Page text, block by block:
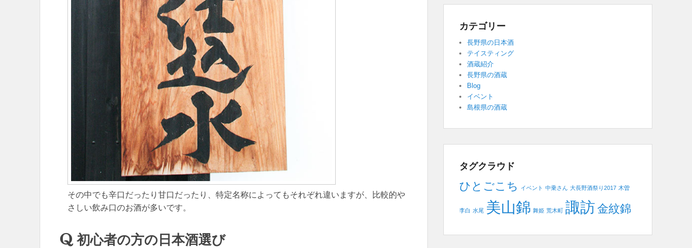
その中でも辛口だったり甘口だったり、特定名称によってもそれぞれ違いますが、比較的や
さしい飲み口のお酒が多いです。
初心者の方の日本酒選び
カテゴリー
長野県の日本酒
テイスティング
酒蔵紹介
長野県の酒蔵
Blog
イベント
島根県の酒蔵
タグクラウド
ひとごこち イベント 中乗さん 大長野酒祭り2017 木曽
李白 水尾 美山錦 舞姫 荒木町 諏訪 金紋錦